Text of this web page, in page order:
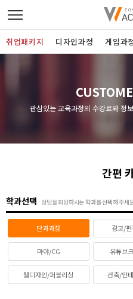
디자인단과과정
게임과정
커뮤니티
취업패키지
취업지원센터
취업패키지 디자인과정 게임과
관심있는 교육과정의 수강료와 정
간편
학과선택 상담을 희망하시는 학과를 선택해 주세
단과과정 광고/편
마야/CG 유튜브
웹디자인/퍼블리싱 건축/인